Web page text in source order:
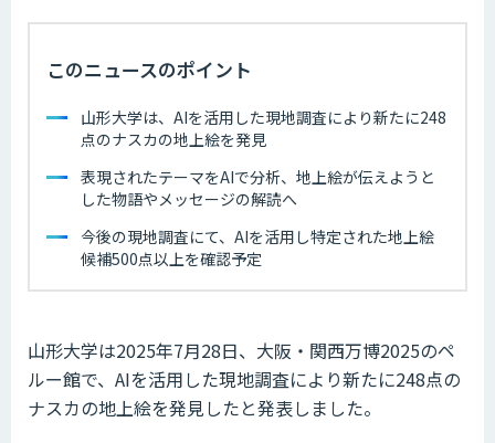
このニュースのポイント
山形大学は、AIを活用した現地調査により新たに248
点のナスカの地上絵を発見
表現されたテーマをAIで分析、地上絵が伝えようと
した物語やメッセージの解読へ
今後の現地調査にて、AIを活用し特定された地上絵
候補500点以上を確認予定
山形大学は2025年7月28日、大阪・関西万博2025のペ
ルー館で、AIを活用した現地調査により新たに248点の
ナスカの地上絵を発見したと発表しました。